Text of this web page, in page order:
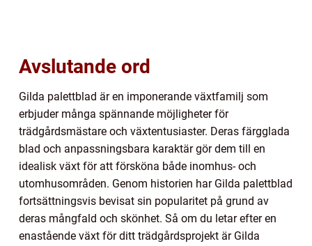
Avslutande ord
Gilda palettblad är en imponerande växtfamilj som
erbjuder många spännande möjligheter för
trädgårdsmästare och växtentusiaster. Deras färgglada
blad och anpassningsbara karaktär gör dem till en
idealisk växt för att försköna både inomhus- och
utomhusområden. Genom historien har Gilda palettblad
fortsättningsvis bevisat sin popularitet på grund av
deras mångfald och skönhet. Så om du letar efter en
enastående växt för ditt trädgårdsprojekt är Gilda